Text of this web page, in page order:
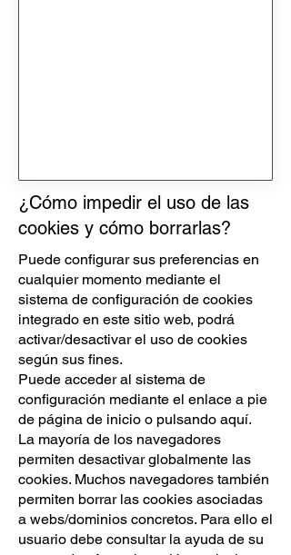
¿Cómo impedir el uso de las
cookies y cómo borrarlas?
Puede configurar sus preferencias en
cualquier momento mediante el
sistema de configuración de cookies
integrado en este sitio web, podrá
activar/desactivar el uso de cookies
según sus fines.
Puede acceder al sistema de
configuración mediante el enlace a pie
de página de inicio o pulsando aquí.
La mayoría de los navegadores
permiten desactivar globalmente las
cookies. Muchos navegadores también
permiten borrar las cookies asociadas
a webs/dominios concretos. Para ello el
usuario debe consultar la ayuda de su